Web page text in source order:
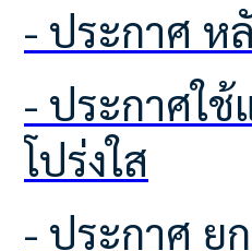
- ประกาศ
- ประกาศใช้แผมปฏิบัติการป้องกันการทุจริตเพื่อยกระทับคุบคุณธรรมและความ
โปร่งใส
- ประกาศ ยกย่องเชิดชูเกียรติครัวเรือนต้นแบบในการจัดการขยะครัวเรือนตำบลโคก